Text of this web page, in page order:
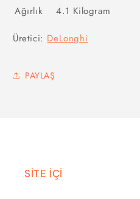
Ağırlık
4.1 Kilogram
Üretici: DeLonghi
PAYLAŞ
SİTE İÇİ